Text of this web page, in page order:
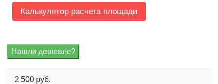
Калькулятор расчета площади
2 500 руб.